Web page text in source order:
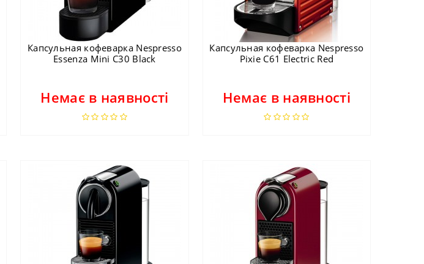
Капсульная кофеварка Nespresso
Essenza Mini C30 Black
Немає в наявності
Капсульная кофеварка Nespresso
Pixie C61 Electric Red
Немає в наявності